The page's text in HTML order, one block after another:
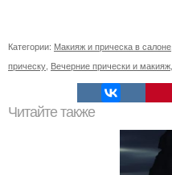
Категории: Макияж и прическа в салоне
прическу Вечерние прически и макияж
Читайте также